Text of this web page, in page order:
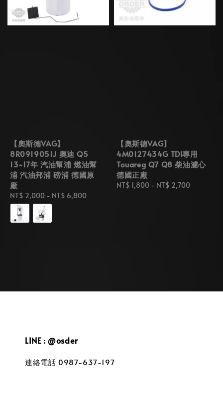
【奧斯德VAG】
8R0919051J 奧迪 Q5
13~17年 汽油幫浦 燃油幫
浦 汽油邦浦 磅浦 德國原
廠
Regular
price
NT$ 2,000 - NT$ 6,800
【奧斯德VAG】
4M0127434G TDI專用
Touareg Q7 Q8 柴油濾心
德國正廠
Regular
NT$ 1,800 - NT$ 2,700
LINE : @osder
連絡電話 0987-637-197